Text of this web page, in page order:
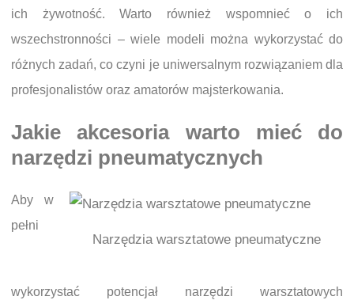
ich żywotność. Warto również wspomnieć o ich
wszechstronności – wiele modeli można wykorzystać do
różnych zadań, co czyni je uniwersalnym rozwiązaniem dla
profesjonalistów oraz amatorów majsterkowania.
Jakie akcesoria warto mieć do
narzędzi pneumatycznych
Narzędzia warsztatowe pneumatyczne
Aby w
pełni
wykorzystać potencjał narzędzi warsztatowych